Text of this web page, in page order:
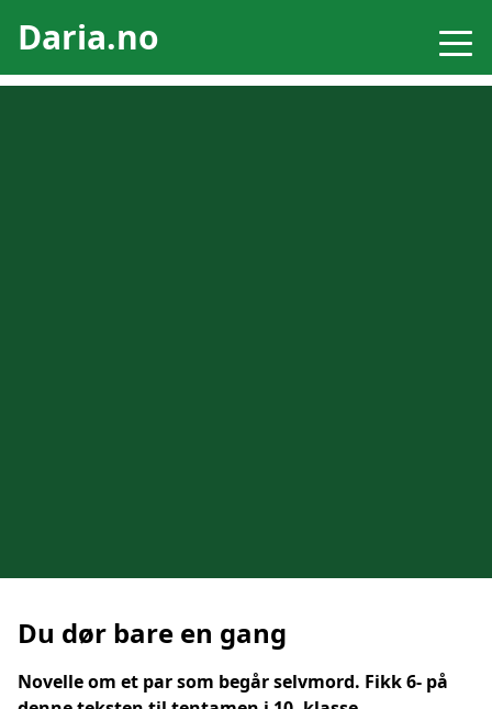
Daria.no
Du dør bare en gang
Novelle om et par som begår selvmord. Fikk 6- på